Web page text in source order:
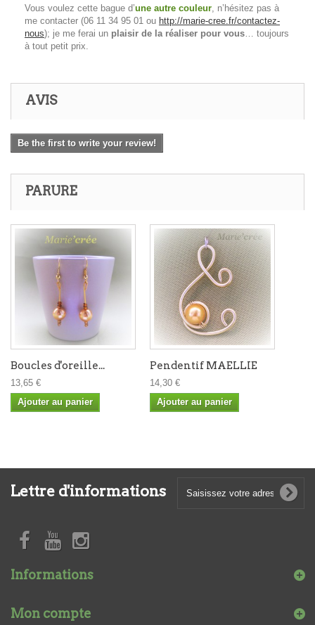
Vous voulez cette bague d’une autre couleur, n’hésitez pas à
me contacter (06 11 34 95 01 ou http://marie-cree.fr/contactez-
nous); je me ferai un plaisir de la réaliser pour vous… toujours
à tout petit prix.
AVIS
Be the first to write your review!
PARURE
Boucles d'oreille...
13,65 €
Ajouter au panier
Pendentif MAELLIE
14,30 €
Ajouter au panier
Lettre d'informations
Informations
Mon compte